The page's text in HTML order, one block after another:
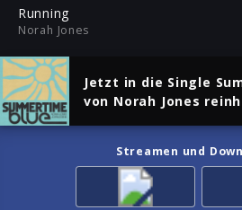
Running
Norah Jones
Jetzt in die Single
von Norah Jones
Streamen und